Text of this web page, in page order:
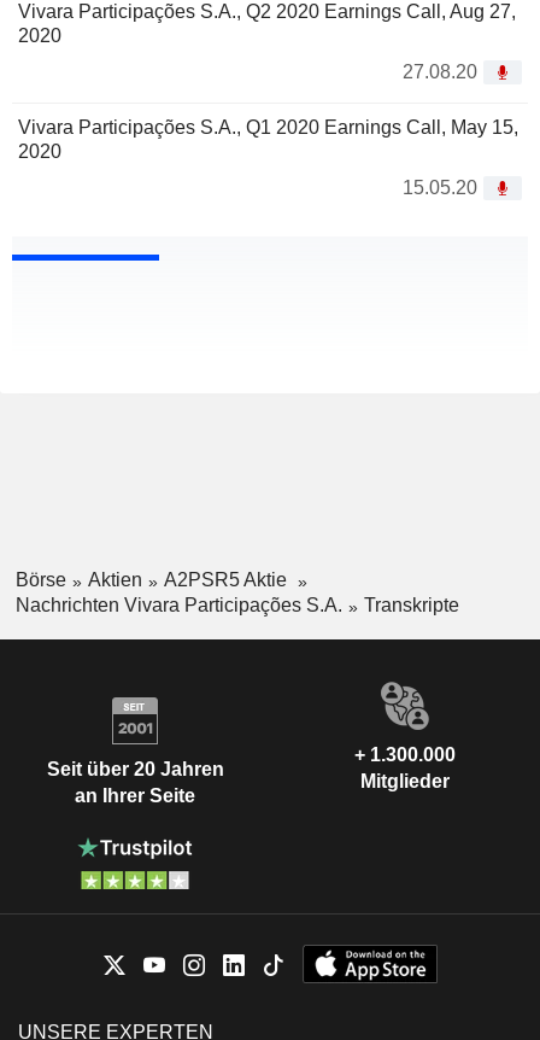
Vivara Participações S.A., Q2 2020 Earnings Call, Aug 27,
2020
27.08.20
Vivara Participações S.A., Q1 2020 Earnings Call, May 15,
2020
15.05.20
Börse Aktien
A2PSR5 Aktie
Nachrichten Vivara Participações S.A.
Transkripte
Seit über 20 Jahren
an Ihrer Seite
+ 1.300.000
Mitglieder
UNSERE EXPERTEN